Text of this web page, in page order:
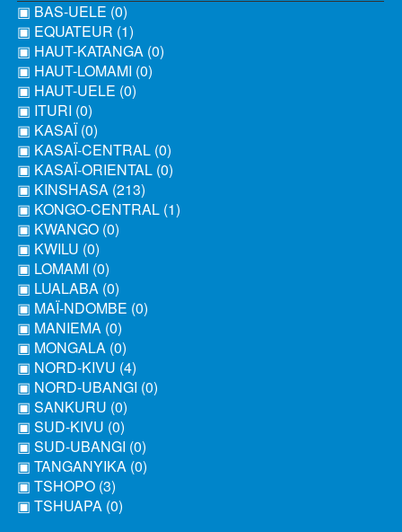
▣ BAS-UELE (0)
▣ EQUATEUR (1)
▣ HAUT-KATANGA (0)
▣ HAUT-LOMAMI (0)
▣ HAUT-UELE (0)
▣ ITURI (0)
▣ KASAÏ (0)
▣ KASAÏ-CENTRAL (0)
▣ KASAÏ-ORIENTAL (0)
▣ KINSHASA (213)
▣ KONGO-CENTRAL (1)
▣ KWANGO (0)
▣ KWILU (0)
▣ LOMAMI (0)
▣ LUALABA (0)
▣ MAÏ-NDOMBE (0)
▣ MANIEMA (0)
▣ MONGALA (0)
▣ NORD-KIVU (4)
▣ NORD-UBANGI (0)
▣ SANKURU (0)
▣ SUD-KIVU (0)
▣ SUD-UBANGI (0)
▣ TANGANYIKA (0)
▣ TSHOPO (3)
▣ TSHUAPA (0)